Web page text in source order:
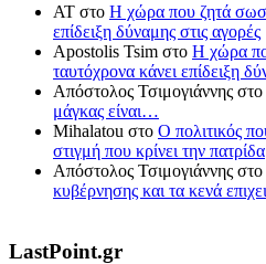
ΑΤ στο Η χώρα που ζητά
επίδειξη δύναμης στις αγορές
Apostolis Tsim στο Η χώρα
ταυτόχρονα κάνει επίδειξη
Απόστολος Τσιμογιάννης στο
μάγκας είναι…
Mihalatou στο Ο πολιτικός
στιγμή που κρίνει την πατρίδα
Απόστολος Τσιμογιάννης στο
κυβέρνησης και τα κενά
LastPoint.gr